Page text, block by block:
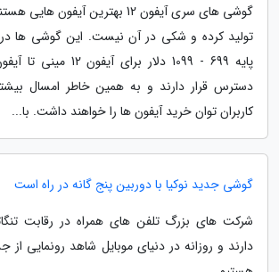
گوشی های سری آیفون 12 بهترین آیفون
دسترس قرار دارند و به همین خاطر امسال
کاربران توان خرید آیفون ها را خواهند داشت. با...
گوشی جدید نوکیا با دوربین پنج گانه در راه است
شرکت های بزرگ تلفن های همراه در رقابت
دارند و روزانه در دنیای موبایل شاهد رونمایی از